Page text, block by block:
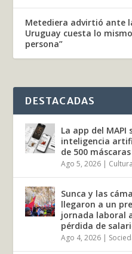
Metediera advirtió ante
Uruguay cuesta lo
persona”
DESTACADAS
La app del
inteligencia
de 500 máscaras
Ago 5, 2026 | Cultura
Sunca y las
llegaron a un
jornada laboral
pérdida de
Ago 4, 2026 |